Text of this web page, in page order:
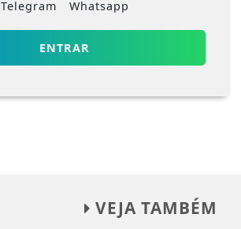
Telegram Whatsapp
ENTRAR
VEJA TAMBÉM